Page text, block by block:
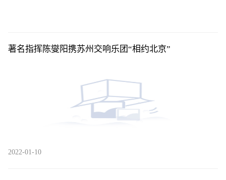
著名指挥陈燮阳携苏州交响乐团“相约北京”
2022-01-10